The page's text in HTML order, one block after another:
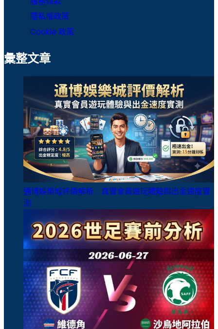
隱私權政策
Cookie 政策
彙整文章
通博娛樂城評價解析：真實會員遊玩體驗與出金速度實
測